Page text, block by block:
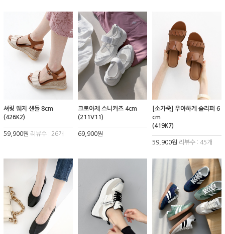
셔링 웨지 샌들 8cm
(426K2)
59,900원 리뷰수 : 26개
크로아제 스니커즈 4cm
(211V11)
69,900원
[소가죽] 우아하게 슬리퍼 6
cm
(419K7)
59,900원 리뷰수 : 45개